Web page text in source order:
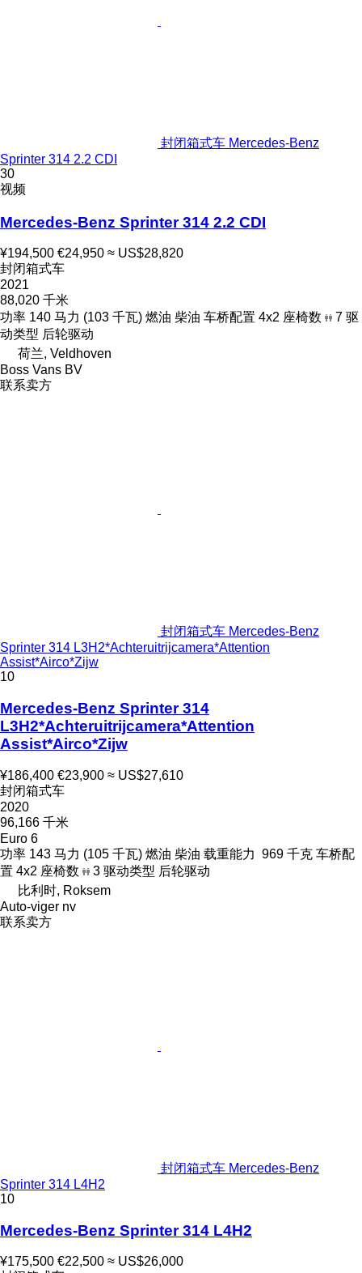
封闭箱式车 Mercedes-Benz
Sprinter 314 2.2 CDI
30
视频
Mercedes-Benz Sprinter 314 2.2 CDI
¥194,500 €24,950 ≈ US$28,820
封闭箱式车
2021
88,020 千米
功率 140 马力 (103 千瓦) 燃油 柴油 车桥配置 4x2 座椅数 7 驱
动类型 后轮驱动
荷兰, Veldhoven
Boss Vans BV
联系卖方
封闭箱式车 Mercedes-Benz
Sprinter 314 L3H2*Achteruitrijcamera*Attention
Assist*Airco*Zijw
10
Mercedes-Benz Sprinter 314
L3H2*Achteruitrijcamera*Attention
Assist*Airco*Zijw
¥186,400 €23,900 ≈ US$27,610
封闭箱式车
2020
96,166 千米
Euro 6
功率 143 马力 (105 千瓦) 燃油 柴油 载重能力 969 千克 车桥配
置 4x2 座椅数 3 驱动类型 后轮驱动
比利时, Roksem
Auto-viger nv
联系卖方
封闭箱式车 Mercedes-Benz
Sprinter 314 L4H2
10
Mercedes-Benz Sprinter 314 L4H2
¥175,500 €22,500 ≈ US$26,000